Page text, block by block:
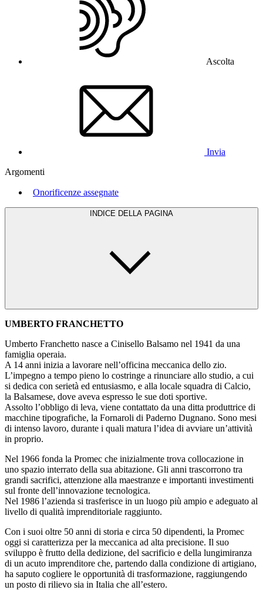
Ascolta
Invia
Argomenti
Onorificenze assegnate
INDICE DELLA PAGINA
UMBERTO FRANCHETTO
Umberto Franchetto nasce a Cinisello Balsamo nel 1941 da una
famiglia operaia.
A 14 anni inizia a lavorare nell’officina meccanica dello zio.
L’impegno a tempo pieno lo costringe a rinunciare allo studio, a cui
si dedica con serietà ed entusiasmo, e alla locale squadra di Calcio,
la Balsamese, dove aveva espresso le sue doti sportive.
Assolto l’obbligo di leva, viene contattato da una ditta produttrice di
macchine tipografiche, la Fornaroli di Paderno Dugnano. Sono mesi
di intenso lavoro, durante i quali matura l’idea di avviare un’attività
in proprio.
Nel 1966 fonda la Promec che inizialmente trova collocazione in
uno spazio interrato della sua abitazione. Gli anni trascorrono tra
grandi sacrifici, attenzione alla maestranze e importanti investimenti
sul fronte dell’innovazione tecnologica.
Nel 1986 l’azienda si trasferisce in un luogo più ampio e adeguato al
livello di qualità imprenditoriale raggiunto.
Con i suoi oltre 50 anni di storia e circa 50 dipendenti, la Promec
oggi si caratterizza per la meccanica ad alta precisione. Il suo
sviluppo è frutto della dedizione, del sacrificio e della lungimiranza
di un acuto imprenditore che, partendo dalla condizione di artigiano,
ha saputo cogliere le opportunità di trasformazione, raggiungendo
un posto di rilievo sia in Italia che all’estero.